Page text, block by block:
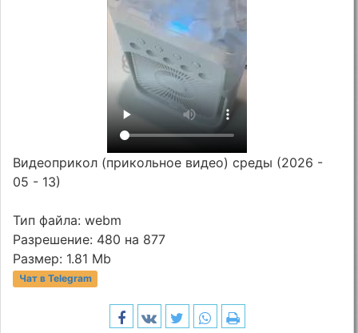
Видеоприкол (прикольное видео) среды (2026 -
05 - 13)
Тип файла: webm
Разрешение: 480 на 877
Размер: 1.81 Mb
Чат в Telegram